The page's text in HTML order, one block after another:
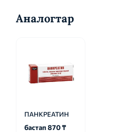
Аналогтар
ПАНКРЕАТИН
бастап 870 ₸